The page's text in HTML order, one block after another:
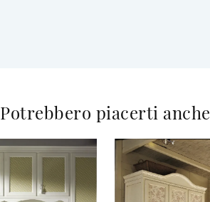
Potrebbero piacerti anche